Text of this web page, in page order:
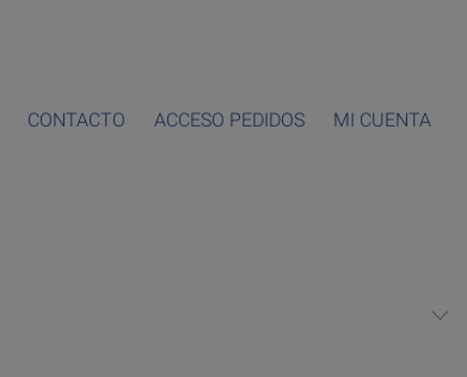
CONTACTO ACCESO PEDIDOS MI CUENTA